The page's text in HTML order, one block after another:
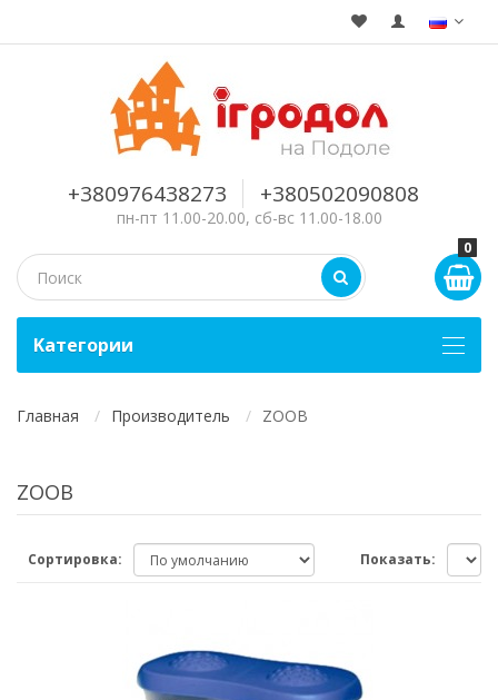
+380976438273 +380502090808
пн-пт 11.00-20.00, сб-вс 11.00-18.00
0
Kатегории
Главная Производитель ZOOB
ZOOB
Сортировка: Показать: